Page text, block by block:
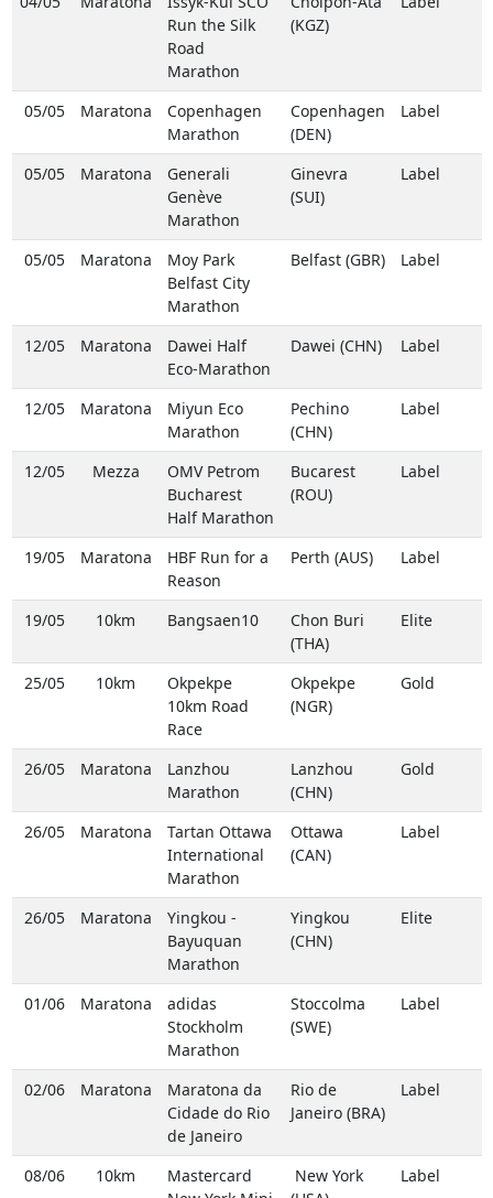
Run the Silk
Road
Marathon
(KGZ)
05/05 Maratona
Copenhagen
Marathon
Copenhagen
(DEN)
Label
05/05 Maratona
Generali
Genève
Marathon
Ginevra
(SUI)
Label
05/05 Maratona
Moy Park
Belfast City
Marathon
Belfast (GBR) Label
12/05 Maratona
Dawei Half
Eco-Marathon
Dawei (CHN) Label
12/05 Maratona
Miyun Eco
Marathon
Pechino
(CHN)
Label
12/05 Mezza
OMV Petrom
Bucharest
Half Marathon
Bucarest
(ROU)
Label
19/05 Maratona
HBF Run for a
Reason
Perth (AUS) Label
19/05 10km Bangsaen10
Chon Buri
(THA)
Elite
25/05 10km
Okpekpe
10km Road
Race
Okpekpe
(NGR)
Gold
26/05 Maratona
Lanzhou
Marathon
Lanzhou
(CHN)
Gold
26/05 Maratona
Tartan Ottawa
International
Marathon
Ottawa
(CAN)
Label
26/05 Maratona
Yingkou -
Bayuquan
Marathon
Yingkou
(CHN)
Elite
01/06 Maratona
adidas
Stockholm
Marathon
Stoccolma
(SWE)
Label
02/06 Maratona
Maratona da
Cidade do Rio
de Janeiro
Rio de
Janeiro (BRA)
Label
08/06 10km
Mastercard
New York
Label